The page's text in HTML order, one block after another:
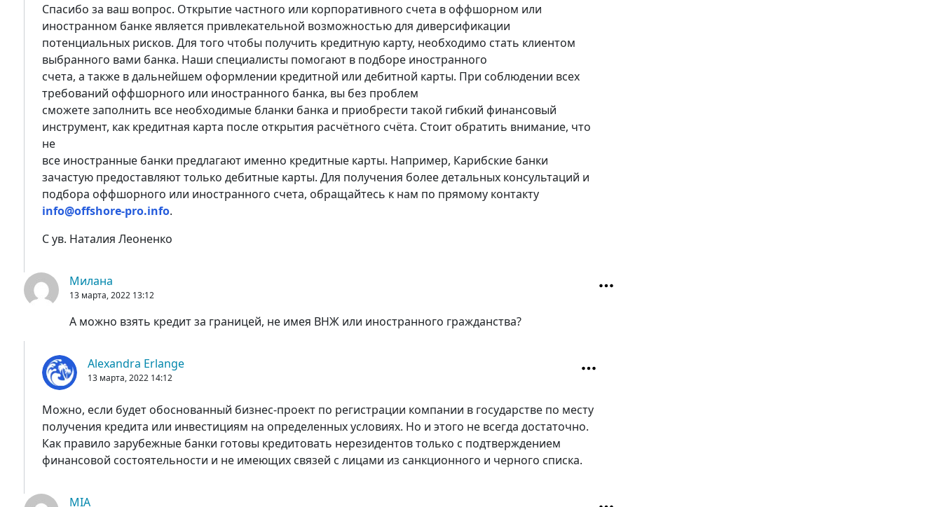
Спасибо за ваш вопрос. Открытие частного или корпоративного счета в оффшорном или
иностранном банке является привлекательной возможностью для диверсификации
потенциальных рисков. Для того чтобы получить кредитную карту, необходимо стать клиентом
выбранного вами банка. Наши специалисты помогают в подборе иностранного
счета, а также в дальнейшем оформлении кредитной или дебитной карты. При соблюдении всех
требований оффшорного или иностранного банка, вы без проблем
сможете заполнить все необходимые бланки банка и приобрести такой гибкий финансовый
инструмент, как кредитная карта после открытия расчётного счёта. Стоит обратить внимание, что
не
все иностранные банки предлагают именно кредитные карты. Например, Карибские банки
зачастую предоставляют только дебитные карты. Для получения более детальных консультаций и
подбора оффшорного или иностранного счета, обращайтесь к нам по прямому контакту
info@offshore-pro.info.
С ув. Наталия Леоненко
Милана
13 марта, 2022 13:12
А можно взять кредит за границей, не имея ВНЖ или иностранного гражданства?
Alexandra Erlange
13 марта, 2022 14:12
Можно, если будет обоснованный бизнес-проект по регистрации компании в государстве по месту
получения кредита или инвестициям на определенных условиях. Но и этого не всегда достаточно.
Как правило зарубежные банки готовы кредитовать нерезидентов только с подтверждением
финансовой состоятельности и не имеющих связей с лицами из санкционного и черного списка.
MIA